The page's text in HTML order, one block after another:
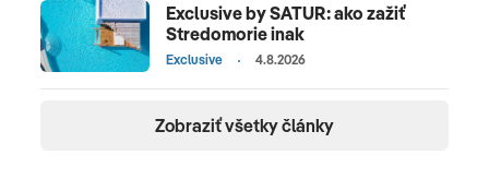
Exclusive by SATUR: ako zažiť
Stredomorie inak
Exclusive 4.8.2026
Zobraziť všetky články